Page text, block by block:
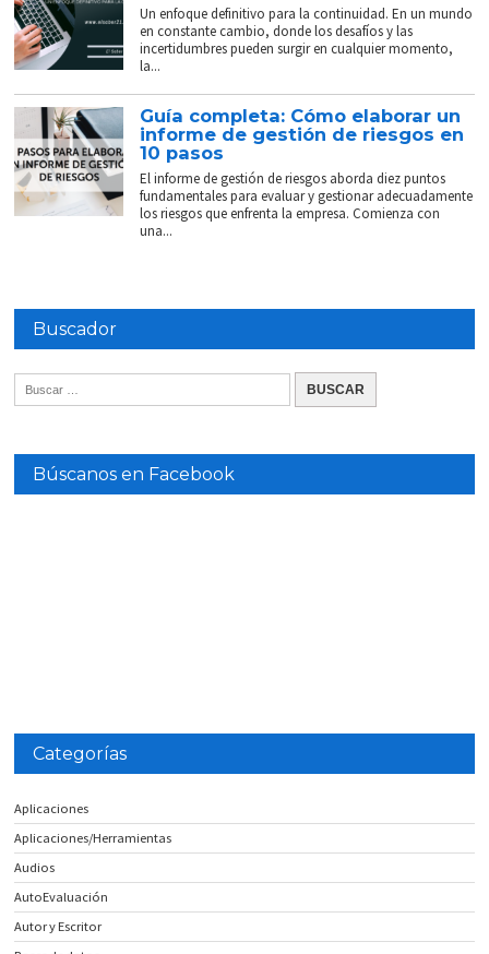
Un enfoque definitivo para la continuidad. En un mundo
en constante cambio, donde los desafíos y las
incertidumbres pueden surgir en cualquier momento,
la...
Guía completa: Cómo elaborar un
informe de gestión de riesgos en
10 pasos
El informe de gestión de riesgos aborda diez puntos
fundamentales para evaluar y gestionar adecuadamente
los riesgos que enfrenta la empresa. Comienza con
una...
Buscador
Búscanos en Facebook
Categorías
Aplicaciones
Aplicaciones/Herramientas
Audios
AutoEvaluación
Autor y Escritor